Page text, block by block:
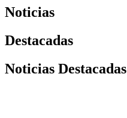
Noticias
Destacadas
Noticias Destacadas